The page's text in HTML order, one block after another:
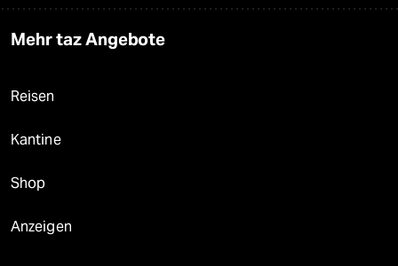
Mehr taz Angebote
Reisen
Kantine
Shop
Anzeigen